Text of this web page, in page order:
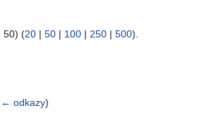
50) (20 | 50 | 100 | 250 | 500).
← odkazy)